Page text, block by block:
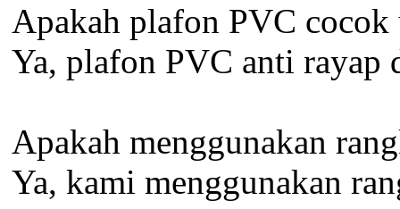
Apakah plafon PVC
Ya, plafon PVC anti rayap
Apakah menggunakan
Ya, kami menggunakan